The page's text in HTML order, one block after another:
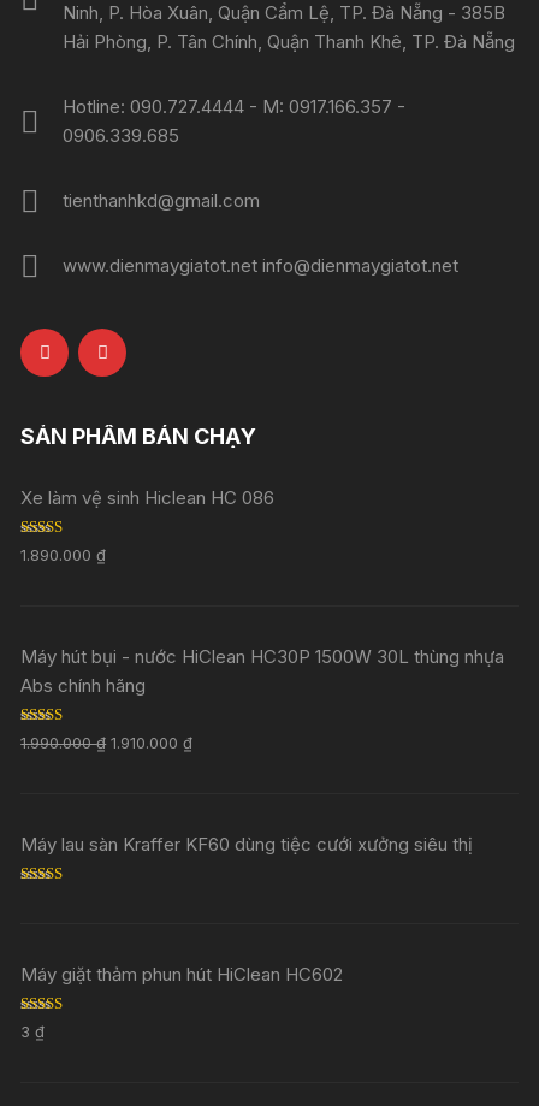
Ninh, P. Hòa Xuân, Quận Cẩm Lệ, TP. Đà Nẵng - 385B
Hải Phòng, P. Tân Chính, Quận Thanh Khê, TP. Đà Nẵng
Hotline: 090.727.4444 - M: 0917.166.357 -
0906.339.685
tienthanhkd@gmail.com
www.dienmaygiatot.net info@dienmaygiatot.net
SẢN PHẨM BÁN CHẠY
Xe làm vệ sinh Hiclean HC 086
Rated 5.00
out of 5
1.890.000₫
Máy hút bụi - nước HiClean HC30P 1500W 30L thùng nhựa
Abs chính hãng
Rated 5.00
out of 5
1.990.000₫ 1.910.000₫
Máy lau sàn Kraffer KF60 dùng tiệc cưới xưởng siêu thị
Máy giặt thảm phun hút HiClean HC602
Rated
out of 5
3₫